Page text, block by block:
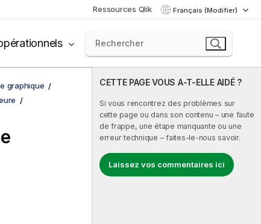
Ressources Qlik Français (Modifier)
CETTE PAGE VOUS A-T-ELLE AIDÉ ?
Si vous rencontrez des problèmes sur
cette page ou dans son contenu – une faute
de frappe, une étape manquante ou une
erreur technique – faites-le-nous savoir.
Laissez vos commentaires ici
graphique